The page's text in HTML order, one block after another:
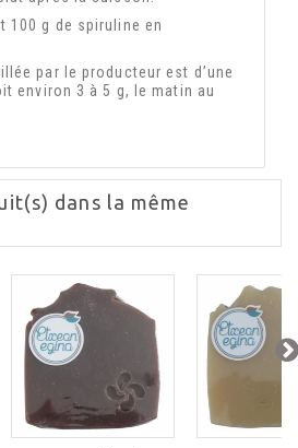
100 g de spiruline en
par le producteur est d’une
environ 3 à 5 g, le matin au
dans la même